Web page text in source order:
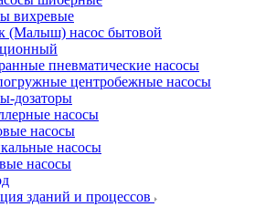
вихревые
(Малыш) насос бытовой
пневматические насосы
центробежные насосы
дозаторы
насосы
насосы
насосы
насосы
зданий и процессов